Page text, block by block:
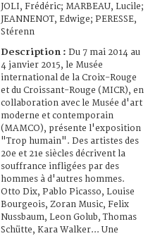
JOLI, Frédéric; MARBEAU, Lucile;
JEANNENOT, Edwige; PERESSE,
Stérenn
Description : Du 7 mai 2014 au
4 janvier 2015, le Musée
international de la Croix-Rouge
et du Croissant-Rouge (MICR), en
collaboration avec le Musée d'art
moderne et contemporain
(MAMCO), présente l'exposition
"Trop humain". Des artistes des
20e et 21e siècles décrivent la
souffrance infligées par des
hommes à d'autres hommes.
Otto Dix, Pablo Picasso, Louise
Bourgeois, Zoran Music, Felix
Nussbaum, Leon Golub, Thomas
Schütte, Kara Walker... Une